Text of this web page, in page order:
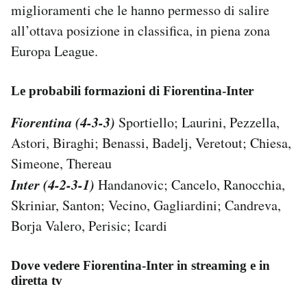
miglioramenti che le hanno permesso di salire
all’ottava posizione in classifica, in piena zona
Europa League.
Le probabili formazioni di Fiorentina-Inter
Fiorentina (4-3-3) Sportiello; Laurini, Pezzella,
Astori, Biraghi; Benassi, Badelj, Veretout; Chiesa,
Simeone, Thereau
Inter (4-2-3-1) Handanovic; Cancelo, Ranocchia,
Skriniar, Santon; Vecino, Gagliardini; Candreva,
Borja Valero, Perisic; Icardi
Dove vedere Fiorentina-Inter in streaming e in
diretta tv